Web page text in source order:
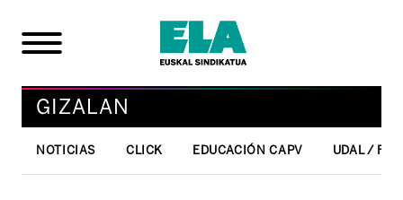
GIZALAN
NOTICIAS CLICK EDUCACIÓN CAPV UDAL /